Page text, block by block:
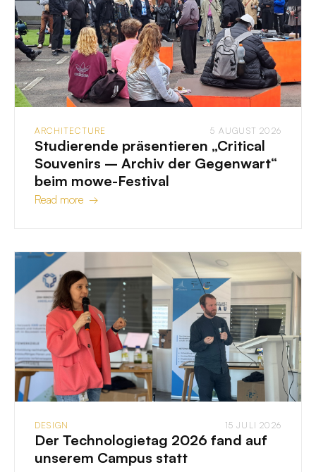
ARCHITECTURE 5 AUGUST 2026
Studierende präsentieren „Critical
Souvenirs – Archiv der Gegenwart“
beim mowe-Festival
Read more →
DESIGN 15 JULI 2026
Der Technologietag 2026 fand auf
unserem Campus statt